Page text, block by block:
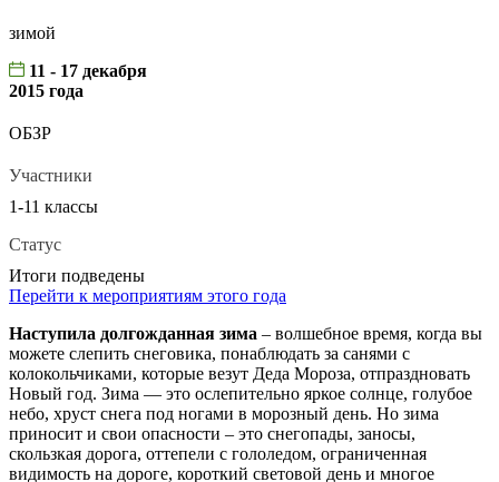
зимой
11 - 17 декабря
2015 года
ОБЗР
Участники
1-11 классы
Статус
Итоги подведены
Перейти к мероприятиям этого года
Наступила долгожданная зима – волшебное время, когда вы
можете слепить снеговика, понаблюдать за санями с
колокольчиками, которые везут Деда Мороза, отпраздновать
Новый год. Зима — это ослепительно яркое солнце, голубое
небо, хруст снега под ногами в морозный день. Но зима
приносит и свои опасности – это снегопады, заносы,
скользкая дорога, оттепели с гололедом, ограниченная
видимость на дороге, короткий световой день и многое